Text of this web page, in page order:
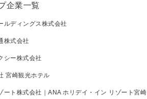
企業一覧
ルディングス株式会社
株式会社
シー株式会社
宮崎観光ホテル
ート株式会社｜ANA ホリデイ・イン リゾート宮崎